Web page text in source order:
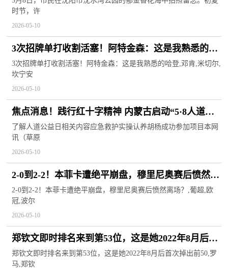
时节，许
2026-05-10
3次招牌单打收割活塞！阿特金森：这是我熟悉的哈
登 速讯
3次招牌单打收割活塞！阿特金森：这是我熟悉的哈登,邓肯,米切尔,
坎宁安
2026-05-10
焦点消息！践行红十字精神 内蒙古启动“5·8人道公
益日”主题活动
了解人道公益日相关内容应急救护实操认养胡杨成功参加项目本网
讯（草原
2026-05-10
2-0到2-2！本菲卡遭绝平崩盘，穆里尼奥赛后愤然离
场？ 每日消息
2-0到2-2！本菲卡遭绝平崩盘，穆里尼奥赛后愤然离场？,葡超,欧
冠,波尔
2026-05-10
郑钦文即时排名来到第53位，这是她2022年8月后首
次掉出前50
郑钦文即时排名来到第53位，这是她2022年8月后首次掉出前50,罗
马,郑钦